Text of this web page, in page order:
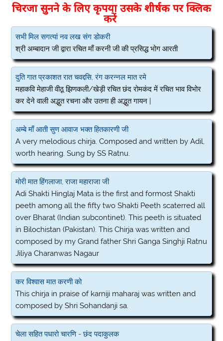
चिरजा सुनने के लिए कृपया उसके शीर्षक पर क्लिक
करें
सभी मिल सगत्यां नव लख संग डोकरी
श्री अम्बादान जी द्वारा रचित माँ करनी जी की प्रसिद्ध भोग आरती
दुति गात प्रकाशत रात चवद्दसि, रंग करन्नल मात रमे
महाकवि मेहाजी वीठू झिणकली/खेड़ी रचित छंद रोमकंद में रचित भाव विभोर
कर देने वाली अद्भुत रचना और उतना ही अद्भुत गायन |
अम्बे माँ आती सुण आवाज भक्त हितकारणी जी
A very melodious chirja. Composed and written by Adil,
worth hearing. Sung by SS Ratnu.
मोरी मात हिंगलाजा, राजा महाराजा जी
Adi Shakti Hinglaj Mata is the first and formost Shakti
peeth among all the fifty two Shakti Peeth scaterred all
over Bharat (Indian subcontinet). This peeth is situated
in Bilochistan (Pakistan). This Chirja was written and
composed by my Grand father Shri Ganga Singhji Ratnu
Jiliya Charanwas Nagaur
कर विश्वास मात करणी को
This chirja in praise of karniji maharaj was written and
composed by Shri Sohandanji sa.
चेला सहित पधारो चारणि - छंद पदाकुलक